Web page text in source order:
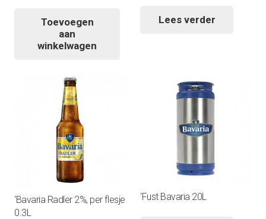
Toevoegen
aan
winkelwagen
Lees verder
‘Bavaria Radler 2%, per flesje
0.3L
‘Fust Bavaria 20L